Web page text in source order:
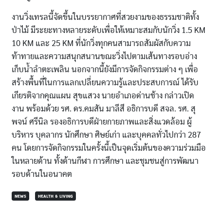
งานวิ่งเทรลนี้จัดขึ้นในบรรยากาศที่สวยงามของธรรมชาติทั้ง
ป่าไม้ มีระยะทางหลายระดับเพื่อให้เหมาะสมกับนักวิ่ง 1.5 KM
10 KM และ 25 KM ที่นักวิ่งทุกคนสามารถสัมผัสกับความ
ท้าทายและความสนุกสนานขณะวิ่งไปตามเส้นทางรอบอ่าง
เก็บน้ำลำตะเพลิน นอกจากนี้ยังมีการจัดกิจกรรมต่าง ๆ เพื่อ
สร้างพื้นที่ในการแลกเปลี่ยนความรู้และประสบการณ์ ได้รับ
เกียรติจากคุณแผน สุขแสวง นายอำเภอด่านช้าง กล่าวเปิด
งาน พร้อมด้วย รศ. ดร.คมสัน มาลีสี อธิการบดี สจล. รศ. สุ
พจน์ ศรีนิล รองอธิการบดีฝ่ายกายภาพและสิ่งแวดล้อม ผู้
บริหาร บุคลากร นักศึกษา ศิษย์เก่า และบุคคลทั่วไปกว่า 287
คน โดยการจัดกิจกรรมในครั้งนี้เป็นจุดเริ่มต้นของความร่วมมือ
ในหลายด้าน ทั้งด้านกีฬา การศึกษา และชุมชนสู่การพัฒนา
รอบด้านในอนาคต
NEWS HEALTH & LIVING